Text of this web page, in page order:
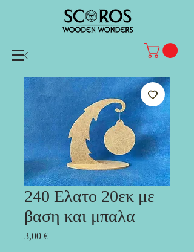
240 Ελατο 20εκ με
βαση και μπαλα
3,00 €Τιμή